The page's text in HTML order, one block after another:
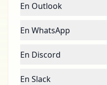
En Outlook
En WhatsApp
En Discord
En Slack